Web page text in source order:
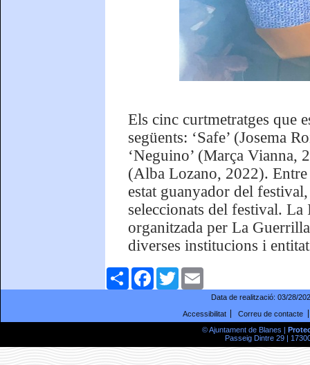
Els cinc curtmetratges que
següents: ‘Safe’ (Josema
‘Neguino’ (Marça Vianna,
(Alba Lozano, 2022). Entre
estat guanyador del
seleccionats del festival. La
organitzada per La
diverses institucions i
ComparteixFacebookTwitter
Data de realització: 03/28/
Accessibilitat
Correu de contacte
© Ajuntament de Blanes |
Passeig Dintre 29 |